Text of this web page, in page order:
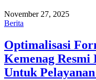
November 27, 2025
Berita
Optimalisasi
Kemenag
Untuk